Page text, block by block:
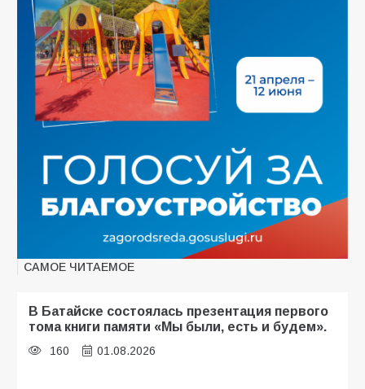
САМОЕ ЧИТАЕМОЕ
В Батайске состоялась презентация первого
тома книги памяти «Мы были, есть и будем».
160 01.08.2026